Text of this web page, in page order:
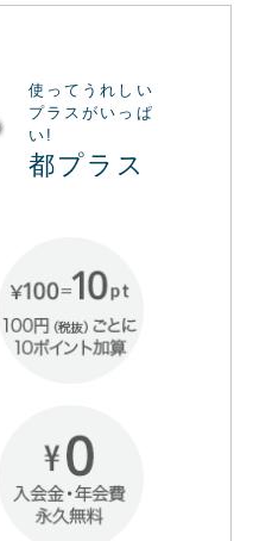
使ってうれしい
プラスがいっぱ
い!
都プラス